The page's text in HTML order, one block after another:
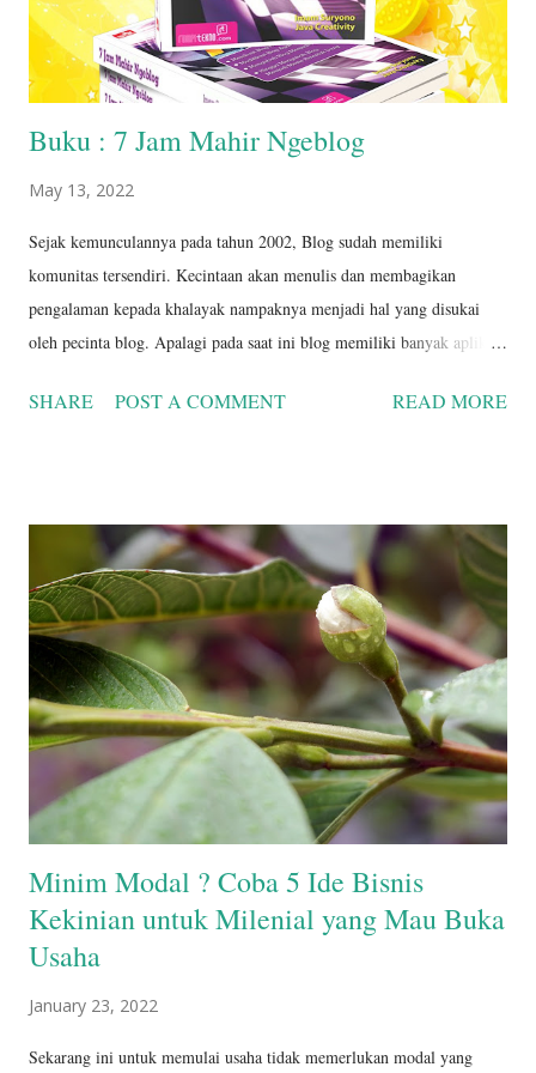
Buku : 7 Jam Mahir Ngeblog
May 13, 2022
Sejak kemunculannya pada tahun 2002, Blog sudah memiliki
komunitas tersendiri. Kecintaan akan menulis dan membagikan
pengalaman kepada khalayak nampaknya menjadi hal yang disukai
oleh pecinta blog. Apalagi pada saat ini blog memiliki banyak aplikasi
membangun blog secara Step By Step hingga mahir hanya dalam
blog secara step by step. 2. Menunjukkan cara membangun blog hanya
dengan 7 Jam saja dan sudah bisa menghasilkan uang. 3. Memberikan
cara mempercantik, optimasi, dan berbagai tips yang berkaitan dengan
blog. 4. Mengupas tuntas cara menghasilkan uang lewat Blogger
diantaranya: Menyulap Blog menjadi Toko Online, AdsenseCamp,
Adf.ly, Google Adsense, Ziddu, Amazon, dan Jual-beli blog. Buku ini
ditulis dengan gaya bahasa yang santai d...
SHARE POST A COMMENT READ MORE
Minim Modal ? Coba 5 Ide Bisnis
Kekinian untuk Milenial yang Mau Buka
Usaha
January 23, 2022
Sekarang ini untuk memulai usaha tidak memerlukan modal yang